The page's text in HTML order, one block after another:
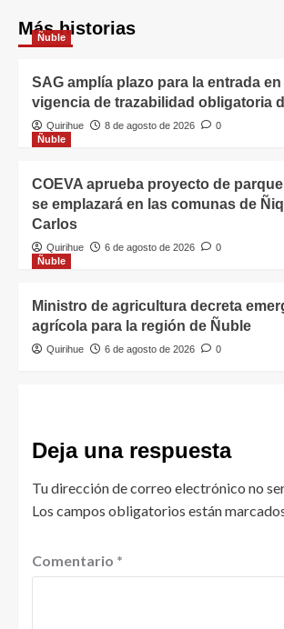
Más historias
Ñuble
SAG amplía plazo para la entrada en
vigencia de trazabilidad obligatoria
Quirihue 8 de agosto de 2026
0
Ñuble
COEVA aprueba proyecto de
se emplazará en las comunas de
Carlos
Quirihue 6 de agosto de 2026
0
Ñuble
Ministro de agricultura decreta
agrícola para la región de Ñuble
Quirihue 6 de agosto de 2026 0
Deja una respuesta
Tu dirección de correo electrónico no
Los campos obligatorios están
Comentario *